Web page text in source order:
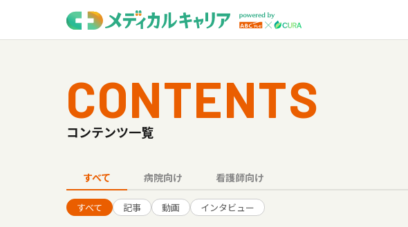
CONTENTS
コンテンツ一覧
すべて 病院向け 看護師向け
すべて 記事 動画 インタビュー